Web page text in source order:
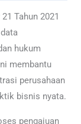
Tahun 2021
hukum
membantu
perusahaan
bisnis nyata.
pengajuan